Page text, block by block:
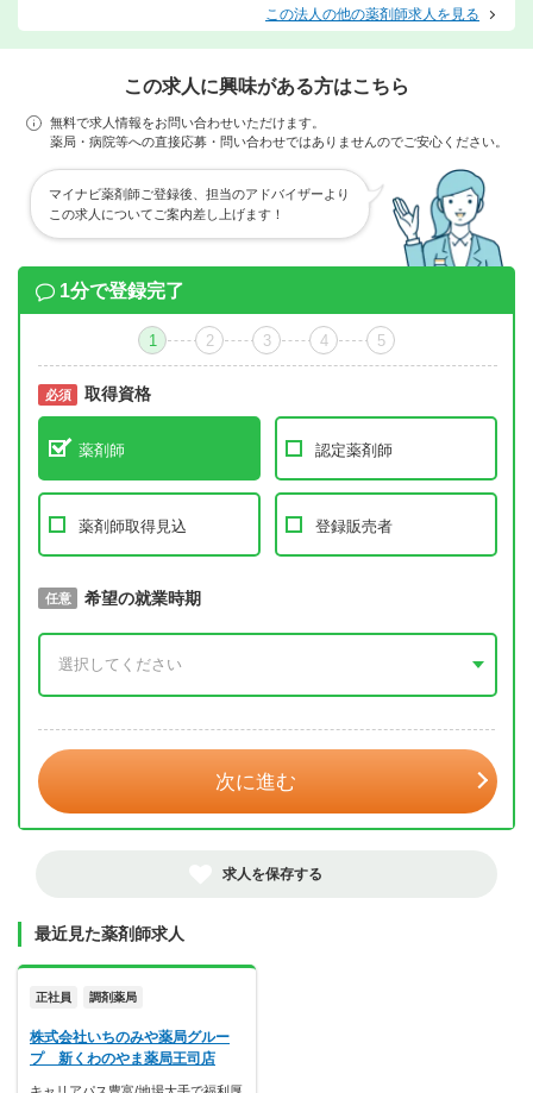
この法人の他の薬剤師求人を見る
この求人に興味がある方はこちら
無料で求人情報をお問い合わせいただけます。
薬局・病院等への直接応募・問い合わせではありませんのでご安心ください。
マイナビ薬剤師ご登録後、担当のアドバイザーより
この求人についてご案内差し上げます！
1分で登録完了
1 2 3 4 5
必須 取得資格
薬剤師 認定薬剤師
薬剤師取得見込 登録販売者
必須 取得予定年
任意 希望の就業時期
次に進む
求人を保存する
最近見た薬剤師求人
正社員 調剤薬局
株式会社いちのみや薬局グルー
プ 新くわのやま薬局王司店